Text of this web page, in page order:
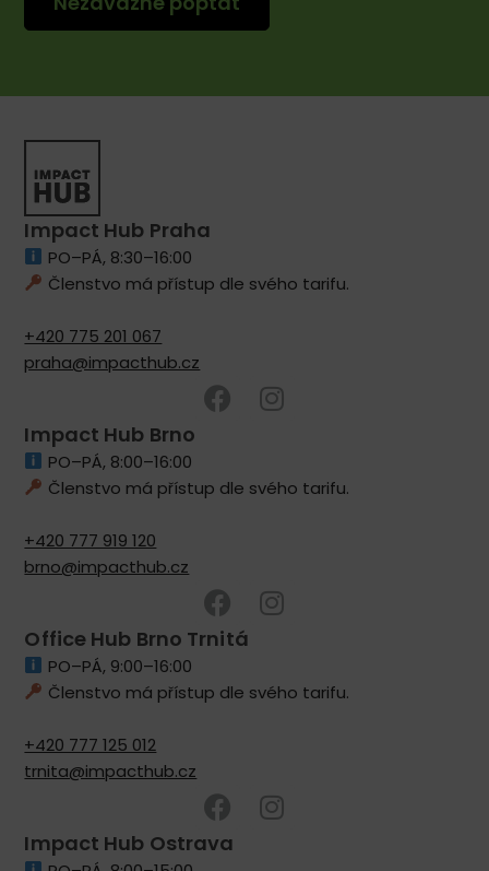
Impact Hub Praha
PO–PÁ, 8:30–16:00
Členstvo má přístup dle svého tarifu.
+420 775 201 067
praha@impacthub.cz
Impact Hub Brno
PO–PÁ, 8:00–16:00
Členstvo má přístup dle svého tarifu.
+420 777 919 120
brno@impacthub.cz
Office Hub Brno Trnitá
PO–PÁ, 9:00–16:00
Členstvo má přístup dle svého tarifu.
+420 777 125 012
trnita@impacthub.cz
Impact Hub Ostrava